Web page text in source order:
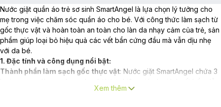
Nước giặt quần áo trẻ sơ sinh SmartAngel là lựa chọn lý tưởng cho
mẹ trong việc chăm sóc quần áo cho bé. Với công thức làm sạch từ
gốc thực vật và hoàn toàn an toàn cho làn da nhạy cảm của trẻ, sản
phẩm giúp loại bỏ hiệu quả các vết bẩn cứng đầu mà vẫn dịu nhẹ
với da bé.
1. Đặc tính và công dụng nổi bật:
Thành phần làm sạch gốc thực vật: Nước giặt SmartAngel chứa 3
dàng mà không để lại cặn bột giặt, an toàn cho môi trường.
Xem thêm